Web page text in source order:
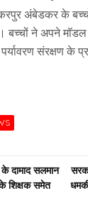
अंबेडकर के
बच्चों ने अपने
संरक्षण के
दामाद सलमान
के शिक्षक समेत